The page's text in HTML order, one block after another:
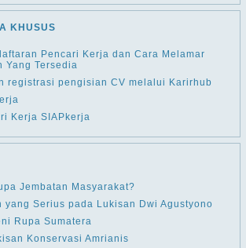
KHUSUS
Pencari Kerja dan Cara Melamar
Yang Tersedia
registrasi pengisian CV melalui Karirhub
Kerja SIAPkerja
Jembatan Masyarakat?
yang Serius pada Lukisan Dwi Agustyono
Rupa Sumatera
Konservasi Amrianis